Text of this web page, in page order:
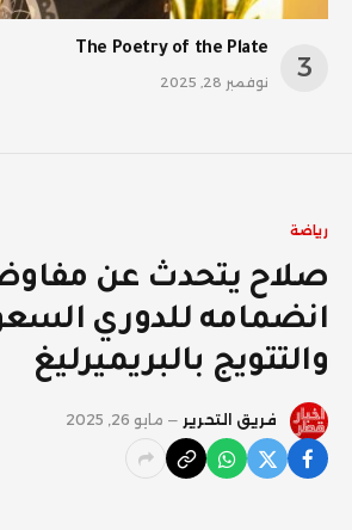
The Poetry of the Plate
نوفمبر 28, 2025
رياضة
صلاح يتحدث عن
انضمامه للدوري
والتتويج بالبريميرليغ
فريق التحرير مايو 26, 2025